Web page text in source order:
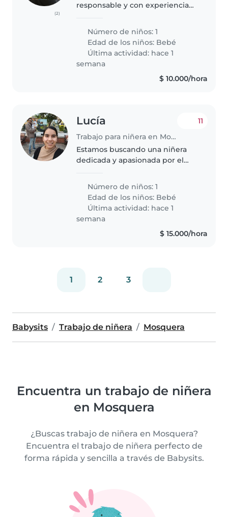
(2)
responsable y con experiencia
apoye en el cuidado y
acompañamiento de nuestro
bebé de 1 año durante el día.
Uno de nosotros..
Número de niños: 1
Edad de los niños: Bebé
Última actividad: hace 1
semana
$ 10.000/hora
Lucía
Trabajo para niñera en Mosquera
11
Estamos buscando una niñera
dedicada y apasionada por el
incluirán crear un entorno
seguro y enriquecedor para los
niños, organizar actividades
educativas..
Número de niños: 1
Edad de los niños: Bebé
Última actividad: hace 1
semana
$ 15.000/hora
1 2 3
Babysits Trabajo de niñera Mosquera
Encuentra un trabajo de niñera
en Mosquera
¿Buscas trabajo de niñera en Mosquera?
Encuentra el trabajo de niñera perfecto de
forma rápida y sencilla a través de Babysits.